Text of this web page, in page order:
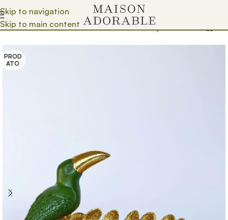
Skip to navigation
Skip to main content
Почетна/Prodavnica/Pokloni/Pokloni za nju
PROD
ATO